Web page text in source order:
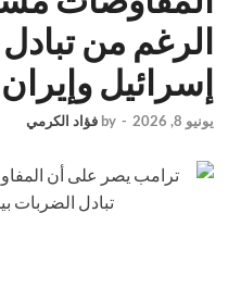
الرغم من
إسرائيل وإيران
يونيو 8, 2026 -
by فؤاد الكرمي